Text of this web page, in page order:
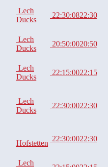
Lech
Ducks
22:30:0822:30
Lech
Ducks
20:50:0020:50
Lech
Ducks
22:15:0022:15
Lech
Ducks
22:30:0022:30
Hofstetten
22:30:0022:30
Lech